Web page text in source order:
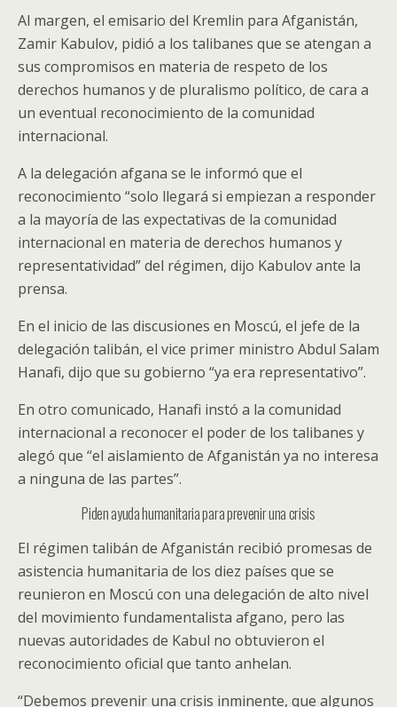
Al margen, el emisario del Kremlin para Afganistán,
Zamir Kabulov, pidió a los talibanes que se atengan a
sus compromisos en materia de respeto de los
derechos humanos y de pluralismo político, de cara a
un eventual reconocimiento de la comunidad
internacional.
A la delegación afgana se le informó que el
reconocimiento “solo llegará si empiezan a responder
a la mayoría de las expectativas de la comunidad
internacional en materia de derechos humanos y
representatividad” del régimen, dijo Kabulov ante la
prensa.
En el inicio de las discusiones en Moscú, el jefe de la
delegación talibán, el vice primer ministro Abdul Salam
Hanafi, dijo que su gobierno “ya era representativo”.
En otro comunicado, Hanafi instó a la comunidad
internacional a reconocer el poder de los talibanes y
alegó que “el aislamiento de Afganistán ya no interesa
a ninguna de las partes”.
Piden ayuda humanitaria para prevenir una crisis
El régimen talibán de Afganistán recibió promesas de
asistencia humanitaria de los diez países que se
reunieron en Moscú con una delegación de alto nivel
del movimiento fundamentalista afgano, pero las
nuevas autoridades de Kabul no obtuvieron el
reconocimiento oficial que tanto anhelan.
“Debemos prevenir una crisis inminente, que algunos